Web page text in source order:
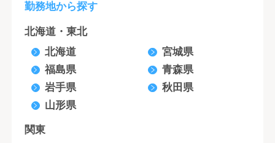
勤務地から探す
北海道・東北
北海道
宮城県
福島県
青森県
岩手県
秋田県
山形県
関東